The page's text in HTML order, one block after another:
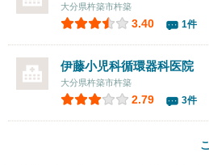
大分県杵築市杵築
3.40 1件
伊藤小児科循環器科医院
大分県杵築市杵築
2.79 3件